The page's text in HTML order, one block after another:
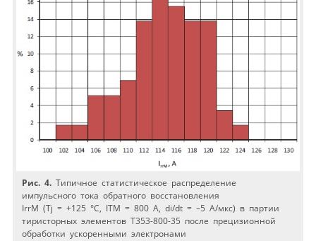
Рис. 4. Типичное статистическое распределение
импульсного тока обратного восстановления
IrrM (Tj = +125 °C, ITM = 800 А, di/dt = –5 А/мкс) в партии
тиристорных элементов T353-800-35 после прецизионной
обработки ускоренными электронами